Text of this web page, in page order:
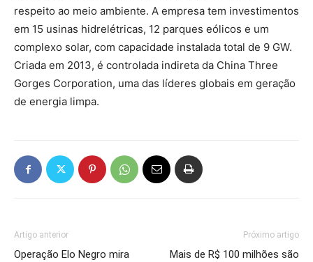
respeito ao meio ambiente. A empresa tem investimentos
em 15 usinas hidrelétricas, 12 parques eólicos e um
complexo solar, com capacidade instalada total de 9 GW.
Criada em 2013, é controlada indireta da China Three
Gorges Corporation, uma das líderes globais em geração
de energia limpa.
Artigo anterior
Operação Elo Negro mira
Próximo artigo
Mais de R$ 100 milhões são